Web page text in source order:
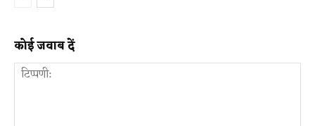
कोई जवाब दें